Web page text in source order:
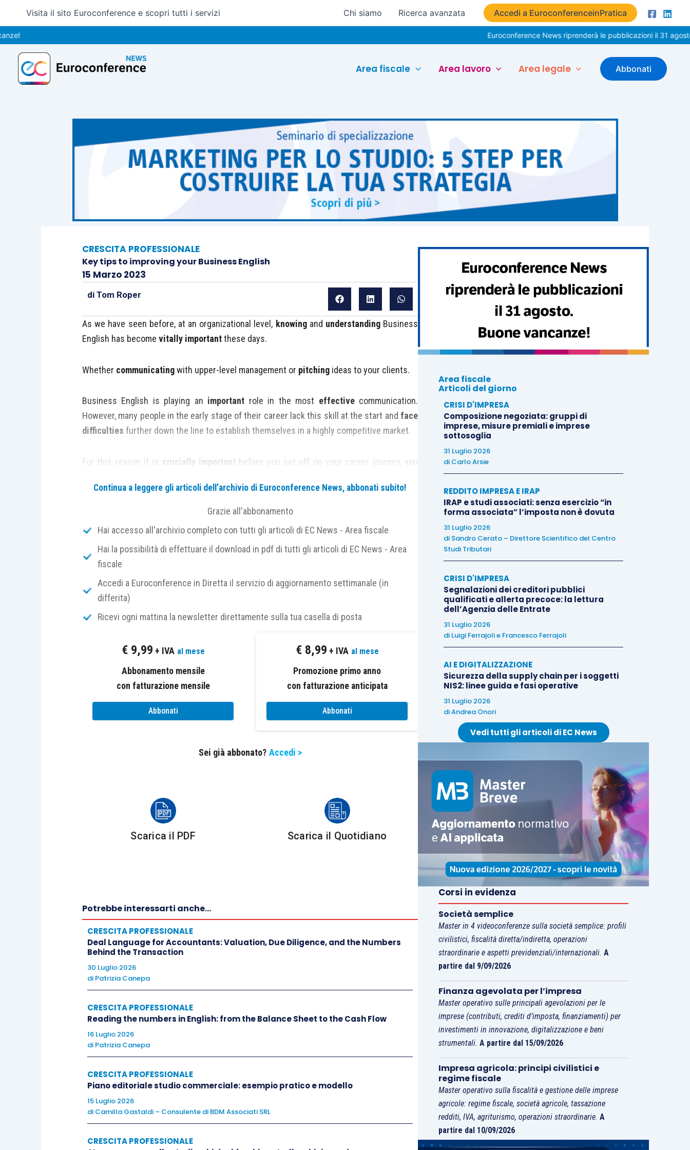
contenuto
Visita il sito Euroconference e scopri tutti i servizi Chi siamo Ricerca avanzata Accedi a EuroconferenceinPratica
Euroconference News riprenderà le pubblicazioni il 31 agosto. Buone
Area fiscale Area lavoro Area legale Abbonati
CRESCITA PROFESSIONALE
Key tips to improving your Business English
15 Marzo 2023
di Tom Roper
As we have seen before, at an organizational level, knowingand understandingBusiness
English has become vitally importantthese days.
Whether communicatingwith upper-level management or pitching ideas to your clients.
Business English is playing an important role in the most effectivecommunication.
However, many people in the early stage of their career lack this skill at the start andface
difficulties further down the line to establish themselves in a highly competitive market.
For this reason it is crucially important before you set off on your career journey, you
In this article we will take a look at some key tips to help you improve your Business
1] Don’t be afraid to talk to yourself
Although it is one of the first signs of madness: A key first step to learning and improving
English is to
always possible with other people so start withyourself.
We usually tend to
in our mother tongue, but we should try to
change this habit and
This will allow you to beconfidentand able to speak in publictoo.
2] Read as many newspaper articles as possible
Not only does this help to you keep
your reading and writing
, as it has different ways of representing the same phrases and new
3] Try to speak English with your peers
Conversing in English with your peers, colleagues, friends is one of the
to speak English.
Naturally, mistakesare bound to happen, however, the fear of making an error can lead to
an inability to get over that psychological barrier. Removing any obstacles by speaking
regularlywith everyone and you won’t be able to stop yourself.
Gather thecourage, push yourself and take the
Continua a leggere gli articoli dell’archivio di Euroconference News, abbonati subito!
Grazie all'abbonamento
Hai accesso all'archivio completo con tutti gli articoli di EC News - Area fiscale
Hai la possibilità di effettuare il download in pdf di tutti gli articoli di EC News - Area
fiscale
Accedi a Euroconference in Diretta il servizio di aggiornamento settimanale (in
differita)
Ricevi ogni mattina la newsletter direttamente sulla tua casella di posta
€ 9,99 + IVA al mese
Abbonamento mensile
con fatturazione mensile
Abbonati
€ 8,99 + IVA al mese
Promozione primo anno
con fatturazione anticipata
Abbonati
Sei già abbonato? Accedi >
Scarica il PDF Scarica il Quotidiano
Potrebbe interessarti anche...
CRESCITA PROFESSIONALE
Deal Language for Accountants: Valuation, Due Diligence, and the Numbers
Behind the Transaction
30 Luglio 2026
di Patrizia Canepa
CRESCITA PROFESSIONALE
Reading the numbers in English: from the Balance Sheet to the Cash Flow
16 Luglio 2026
di Patrizia Canepa
CRESCITA PROFESSIONALE
Piano editoriale studio commerciale: esempio pratico e modello
15 Luglio 2026
di Camilla Gastaldi – Consulente di BDM Associati SRL
CRESCITA PROFESSIONALE
Area fiscale
Articoli del giorno
CRISI D'IMPRESA
Composizione negoziata: gruppi di
imprese, misure premiali e imprese
sottosoglia
31 Luglio 2026
di Carlo Arsie
REDDITO IMPRESA E IRAP
IRAP e studi associati: senza esercizio “in
forma associata” l’imposta non è dovuta
31 Luglio 2026
di Sandro Cerato – Direttore Scientifico del Centro
Studi Tributari
CRISI D'IMPRESA
Segnalazioni dei creditori pubblici
qualificati e allerta precoce: la lettura
dell’Agenzia delle Entrate
31 Luglio 2026
di Luigi Ferrajolie Francesco Ferrajoli
AI E DIGITALIZZAZIONE
Sicurezza della supply chain per i soggetti
NIS2: linee guida e fasi operative
31 Luglio 2026
diAndrea Onori
Vedi tutti gli articoli di EC News
Corsi in evidenza
Società semplice
Master in 4 videoconferenze sulla società semplice: profili
civilistici, fiscalità diretta/indiretta, operazioni
straordinarie e aspetti previdenziali/internazionali.A
partire dal 9/09/2026
Finanza agevolata per l’impresa
Master operativo sulle principali agevolazioni per le
imprese (contributi, crediti d’imposta, finanziamenti) per
investimenti in innovazione, digitalizzazione e beni
strumentali. A partire dal 15/09/2026
Impresa agricola: principi civilistici e
regime fiscale
Master operativo sulla fiscalità e gestione delle imprese
agricole: regime fiscale, società agricole, tassazione
redditi, IVA, agriturismo, operazioni straordinarie.A
partire dal 10/09/2026